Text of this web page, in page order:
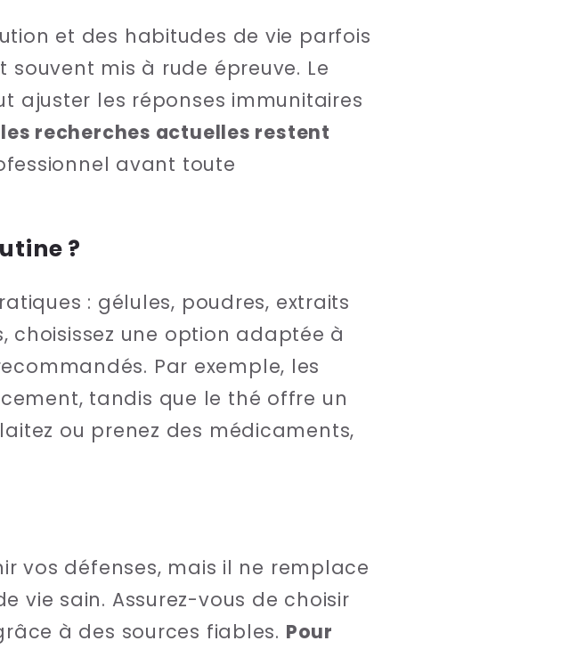
et des habitudes de vie parfois
mis à rude épreuve. Le
ajuster les réponses immunitaires
les recherches actuelles restent
avant toute
?
: gélules, poudres, extraits
choisissez une option adaptée à
Par exemple, les
tandis que le thé offre un
ou prenez des médicaments,
vos défenses, mais il ne remplace
vie sain. Assurez-vous de choisir
à des sources fiables. Pour